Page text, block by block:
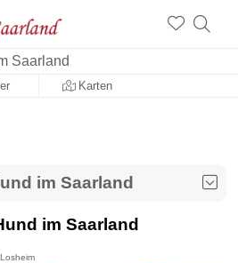
Saarland
Karten
im Saarland
im Saarland
Losheim